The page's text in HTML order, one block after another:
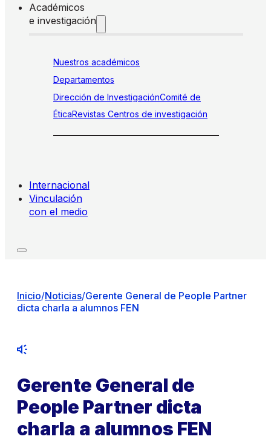
Académicos
e investigación
Nuestros académicos
Departamentos
Dirección de InvestigaciónComité de
ÉticaRevistas Centros de investigación
Internacional
Vinculación
con el medio
Inicio/Noticias/Gerente General de People Partner
dicta charla a alumnos FEN
Gerente General de
People Partner dicta
charla a alumnos FEN